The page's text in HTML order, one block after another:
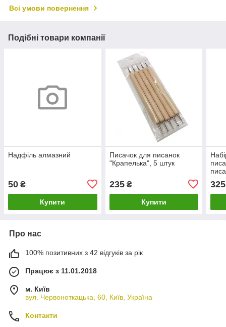
Всі умови повернення
Подібні товари компанії
Надфіль алмазний
50 ₴
Купити
Писачок для писанок
"Крапелька", 5 штук
235₴
Купити
325
Про нас
100% позитивних з 42 відгуків за рік
Працює з 11.01.2018
м. Київ
вул. Червоноткацька, 60, Київ, Україна
Контакти